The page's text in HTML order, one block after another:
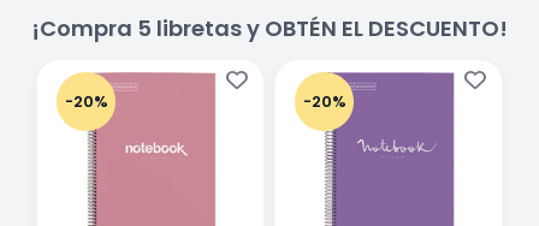
¡Compra 5 libretas y OBTÉN EL DESCUENTO!
-20% -20%